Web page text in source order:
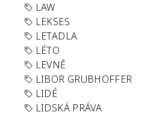
LAW
LEKSES
LETADLA
LÉTO
LEVNĚ
LIBOR GRUBHOFFER
LIDÉ
LIDSKÁ PRÁVA